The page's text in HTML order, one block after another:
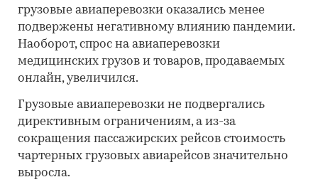
грузовые авиаперевозки оказались менее
подвержены негативному влиянию пандемии.
Наоборот, спрос на авиаперевозки
медицинских грузов и товаров, продаваемых
онлайн, увеличился.
Грузовые авиаперевозки не подвергались
директивным ограничениям, а из-за
сокращения пассажирских рейсов стоимость
чартерных грузовых авиарейсов значительно
выросла.